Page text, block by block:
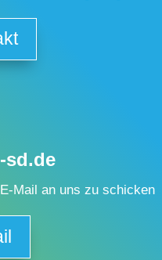
sd.de
Mail an uns zu schicken